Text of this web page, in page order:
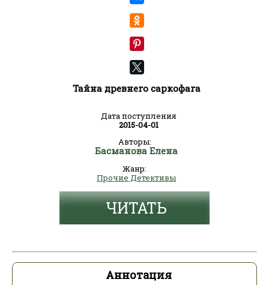
Тайна древнего саркофага
Дата поступления
2015-04-01
Авторы:
Басманова Елена
Жанр:
Прочие Детективы
ЧИТАТЬ
Аннотация